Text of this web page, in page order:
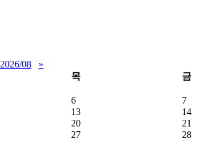
2026/08
»
목 금
6 7
13 14
20 21
27 28